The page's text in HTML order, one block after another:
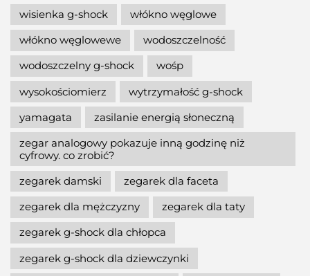
wisienka g-shock
włókno węglowe
włókno węglowewe
wodoszczelność
wodoszczelny g-shock
wośp
wysokościomierz
wytrzymałość g-shock
yamagata
zasilanie energią słoneczną
zegar analogowy pokazuje inną godzinę niż
cyfrowy. co zrobić?
zegarek damski
zegarek dla faceta
zegarek dla mężczyzny
zegarek dla taty
zegarek g-shock dla chłopca
zegarek g-shock dla dziewczynki